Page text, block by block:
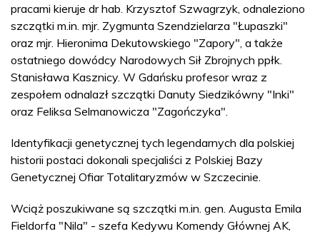
pracami kieruje dr hab. Krzysztof Szwagrzyk, odnaleziono
szczątki m.in. mjr. Zygmunta Szendzielarza "Łupaszki"
oraz mjr. Hieronima Dekutowskiego "Zapory", a także
ostatniego dowódcy Narodowych Sił Zbrojnych ppłk.
Stanisława Kasznicy. W Gdańsku profesor wraz z
zespołem odnalazł szczątki Danuty Siedzikówny "Inki"
oraz Feliksa Selmanowicza "Zagończyka".
Identyfikacji genetycznej tych legendarnych dla polskiej
historii postaci dokonali specjaliści z Polskiej Bazy
Genetycznej Ofiar Totalitaryzmów w Szczecinie.
Wciąż poszukiwane są szczątki m.in. gen. Augusta Emila
Fieldorfa "Nila" - szefa Kedywu Komendy Głównej AK,